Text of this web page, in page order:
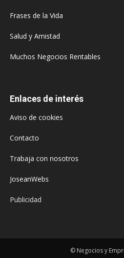
Frases de la Vida
Salud y Amistad
Muchos Negocios Rentables
Enlaces de interés
Aviso de cookies
Contacto
Trabaja con nosotros
JoseanWebs
Publicidad
© Negocios y